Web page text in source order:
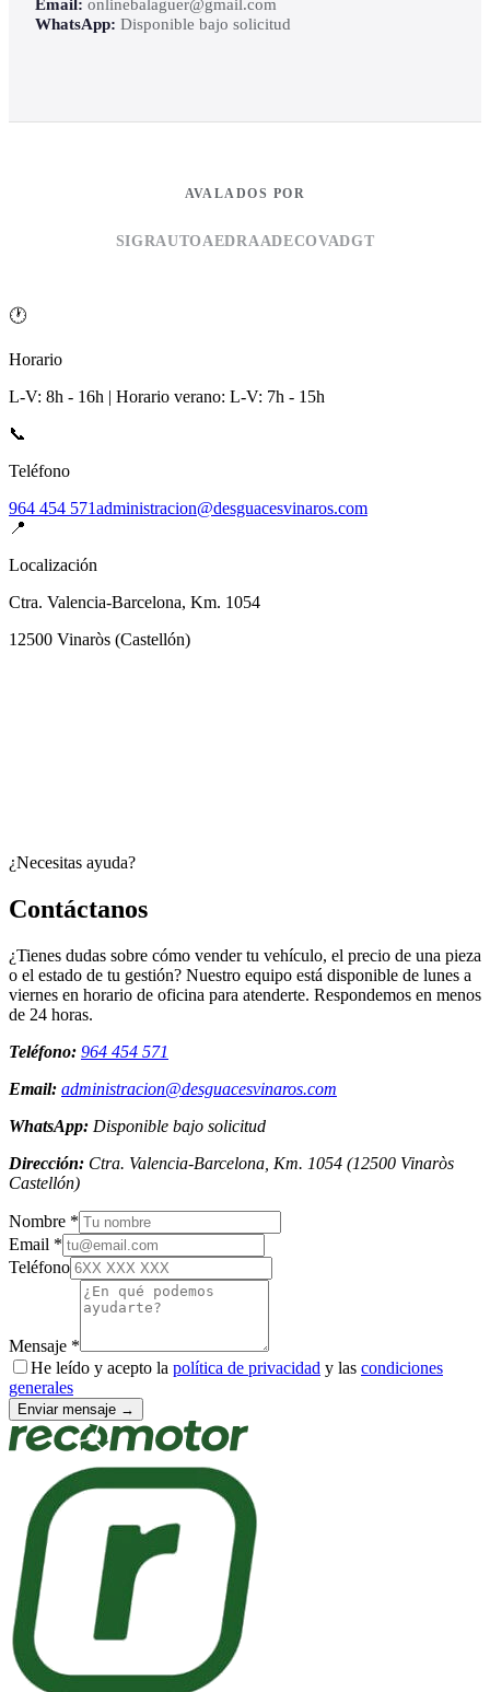
WhatsApp: Disponible bajo solicitud
AVALADOS POR
SIGRAUTOAEDRAADECOVADGT
🕐
Horario
L-V: 8h - 16h | Horario verano: L-V: 7h - 15h
📞
Teléfono
964 454 571administracion@desguacesvinaros.com
📍
Localización
Ctra. Valencia-Barcelona, Km. 1054
12500 Vinaròs (Castellón)
¿Necesitas ayuda?
Contáctanos
¿Tienes dudas sobre cómo vender tu vehículo, el precio de una pieza
o el estado de tu gestión? Nuestro equipo está disponible de lunes a
viernes en horario de oficina para atenderte. Respondemos en menos
de 24 horas.
Teléfono: 964 454 571
Email: administracion@desguacesvinaros.com
WhatsApp: Disponible bajo solicitud
Dirección: Ctra. Valencia-Barcelona, Km. 1054 (12500 Vinaròs
Castellón)
Nombre *
Email *
Teléfono
Mensaje *
He leído y acepto la política de privacidad y las condiciones
generales
Enviar mensaje →